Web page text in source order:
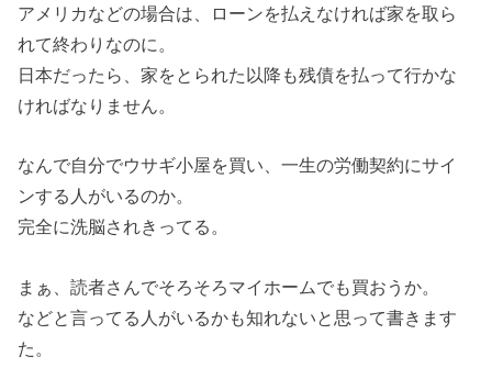
アメリカなどの場合は、ローンを払えなければ家を取ら
れて終わりなのに。
日本だったら、家をとられた以降も残債を払って行かな
ければなりません。
なんで自分でウサギ小屋を買い、一生の労働契約にサイ
ンする人がいるのか。
完全に洗脳されきってる。
まぁ、読者さんでそろそろマイホームでも買おうか。
などと言ってる人がいるかも知れないと思って書きます
た。